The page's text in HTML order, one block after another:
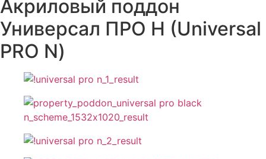
Акриловый поддон
Универсал ПРО Н (Universal
PRO N)